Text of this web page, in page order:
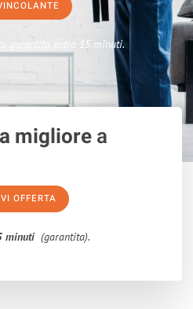
garantita entro 15 minuti.
migliorea
OFFERTA
minuti (garantita).